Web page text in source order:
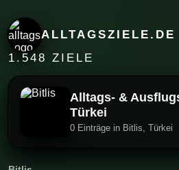
ALLTAGSZIELE.DE
1.548 ZIELE
Alltags- &
Türkei
0 Einträge in Bitlis, Türkei